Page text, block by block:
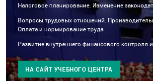
Налоговое планирование. Изменение
Вопросы трудовых отношений.
Оплата и нормирование труда.
Развитие внутреннего финансового контроля и
НА САЙТ УЧЕБНОГО ЦЕНТРА